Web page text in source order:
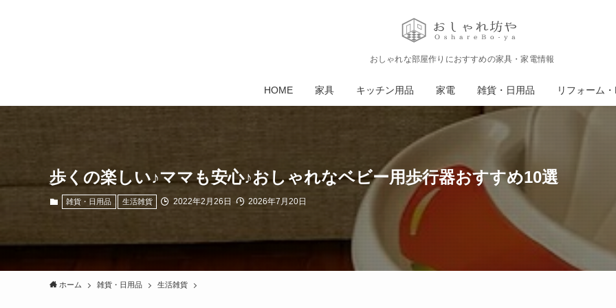
おしゃれな部屋作りにおすすめの家具・家電情報
HOME 家具 キッチン用品 家電 雑貨・日用品 リフォーム
歩くの楽しい♪ママも安心♪おしゃれなベビー用歩行器おすすめ10選
雑貨・日用品 生活雑貨 2022年2月26日 2026年7月20日
ホーム 雑貨・日用品 生活雑貨